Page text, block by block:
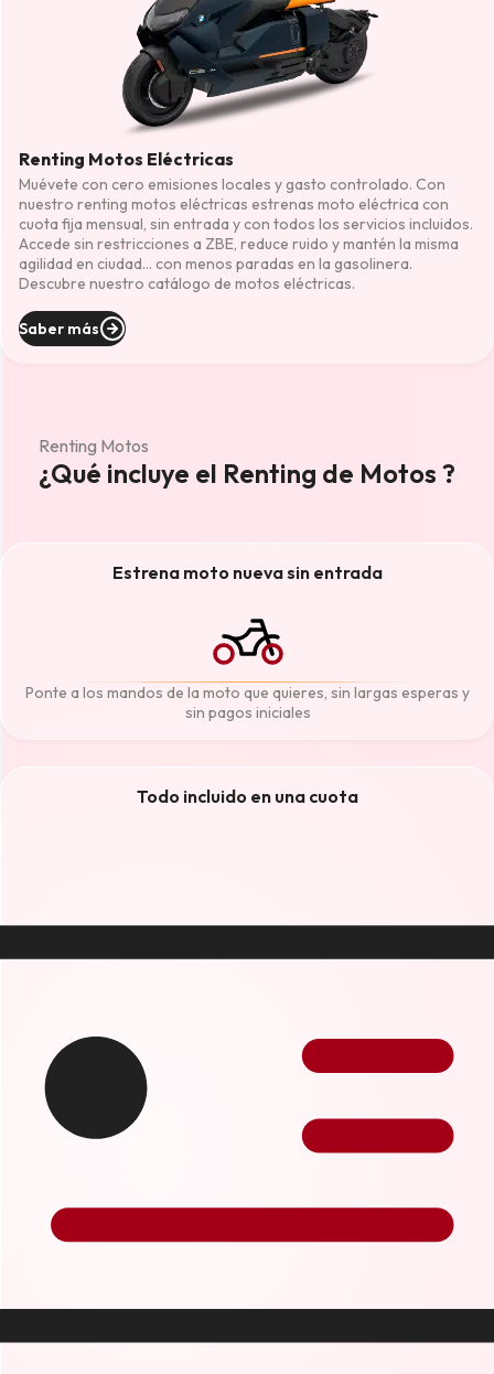
Renting Motos Eléctricas
Muévete con cero emisiones locales y gasto controlado. Con
nuestro renting motos eléctricas estrenas moto eléctrica con
cuota fija mensual, sin entrada y con todos los servicios incluidos.
Accede sin restricciones a ZBE, reduce ruido y mantén la misma
agilidad en ciudad… con menos paradas en la gasolinera.
Descubre nuestro catálogo de motos eléctricas.
Saber más
Renting Motos
¿Qué incluye el Renting de Motos ?
Estrena moto nueva sin entrada
Ponte a los mandos de la moto que quieres, sin largas esperas y
sin pagos iniciales
Todo incluido en una cuota